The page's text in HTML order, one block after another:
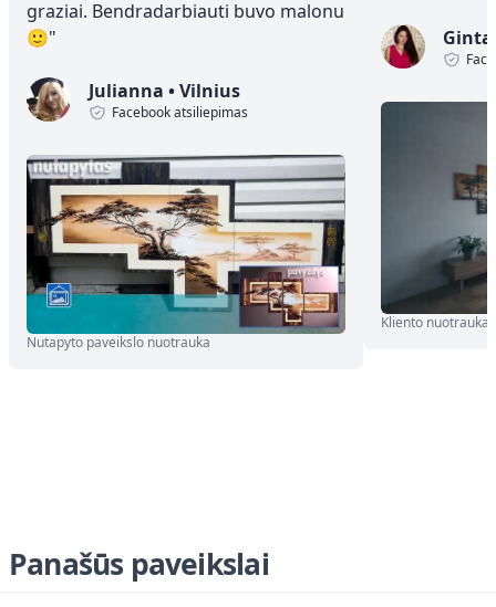
graziai. Bendradarbiauti buvo malonu
🙂"
Julianna •Vilnius
Facebook atsiliepimas
Nutapyto paveikslo nuotrauka
Kliento nuotrauka
Panašūs paveikslai